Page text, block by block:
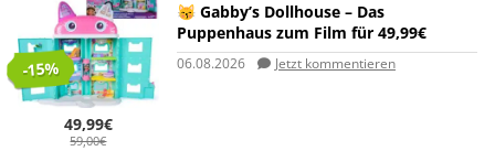
-15%
49,99€
59,00€
😽 Gabby’s Dollhouse – Das
Puppenhaus zum Film für 49,99€
06.08.2026 Jetzt kommentieren